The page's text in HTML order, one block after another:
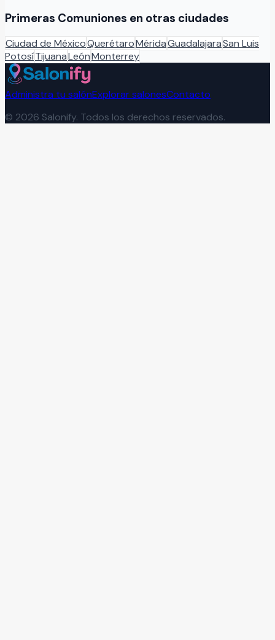
Primeras Comuniones en otras ciudades
Ciudad de MéxicoQuerétaroMéridaGuadalajaraSan Luis
PotosíTijuanaLeónMonterrey
Administra tu salónExplorar salonesContacto
© 2026 Salonify. Todos los derechos reservados.